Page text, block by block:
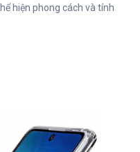
hiện phong cách và tính